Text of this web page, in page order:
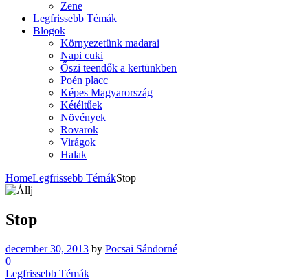
Zene
Legfrissebb Témák
Blogok
Környezetünk madarai
Napi cuki
Őszi teendők a kertünkben
Poén placc
Képes Magyarország
Kétéltűek
Növények
Rovarok
Virágok
Halak
HomeLegfrissebb TémákStop
Stop
december 30, 2013 by Pocsai Sándorné
0
Legfrissebb Témák